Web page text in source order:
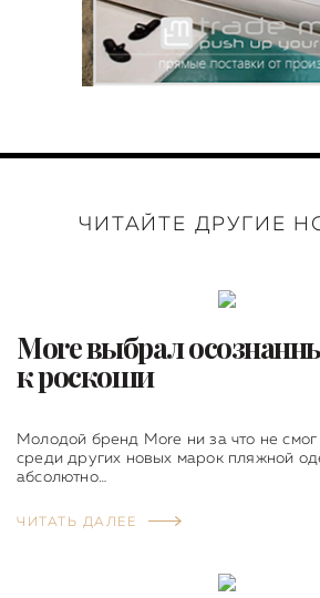
ЧИТАЙТЕ ДРУГИЕ
More выбрал
к роскоши
Молодой бренд More ни за что не смог
среди других новых марок пляжной
абсолютно…
ЧИТАТЬ ДАЛЕЕ